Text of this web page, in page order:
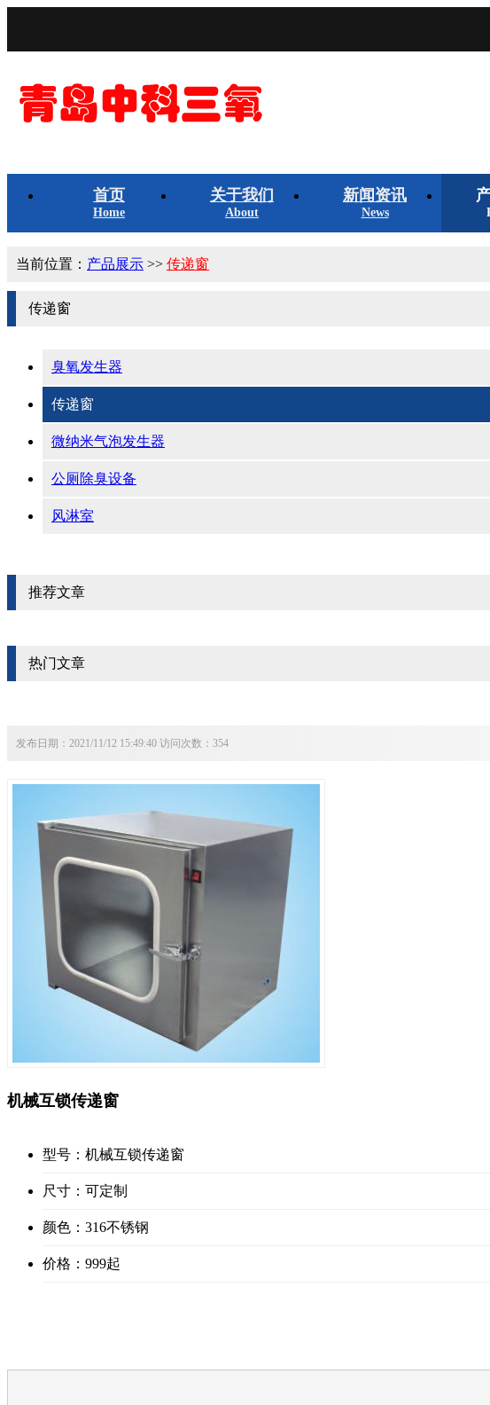
首页
Home
关于我们
About
新闻资讯
News
当前位置： 产品展示 >> 传递窗
传递窗
臭氧发生器
传递窗
微纳米气泡发生器
公厕除臭设备
风淋室
推荐文章
热门文章
发布日期：2021/11/12 15:49:40 访问次数：354
机械互锁传递窗
型号：机械互锁传递窗
尺寸：可定制
颜色：316不锈钢
价格：999起